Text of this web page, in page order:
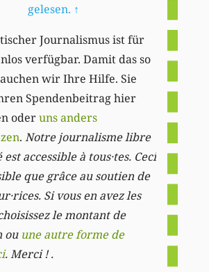
gelesen. ↑
Journalismus ist für
verfügbar. Damit das so
wir Ihre Hilfe. Sie
Spendenbeitrag hier
oderuns anders
. Notre journalisme libre
est accessible à tous·tes. Ceci
que grâce au soutien de
Si vous en avez les
le montant de
ou une autre forme de
. Merci ! .